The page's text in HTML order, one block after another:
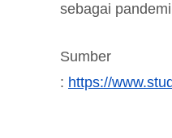
sebagai
Sumber
: https://